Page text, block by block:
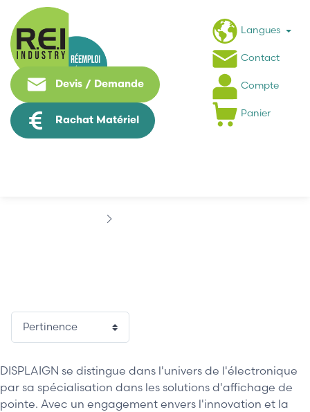
Devis / Demande
Rachat Matériel
Langues
Contact
Compte
Panier
DISPLAIGN se distingue dans l'univers de l'électronique
par sa spécialisation dans les solutions d'affichage de
pointe. Avec un engagement envers l'innovation et la